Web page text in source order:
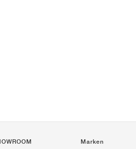
Marken